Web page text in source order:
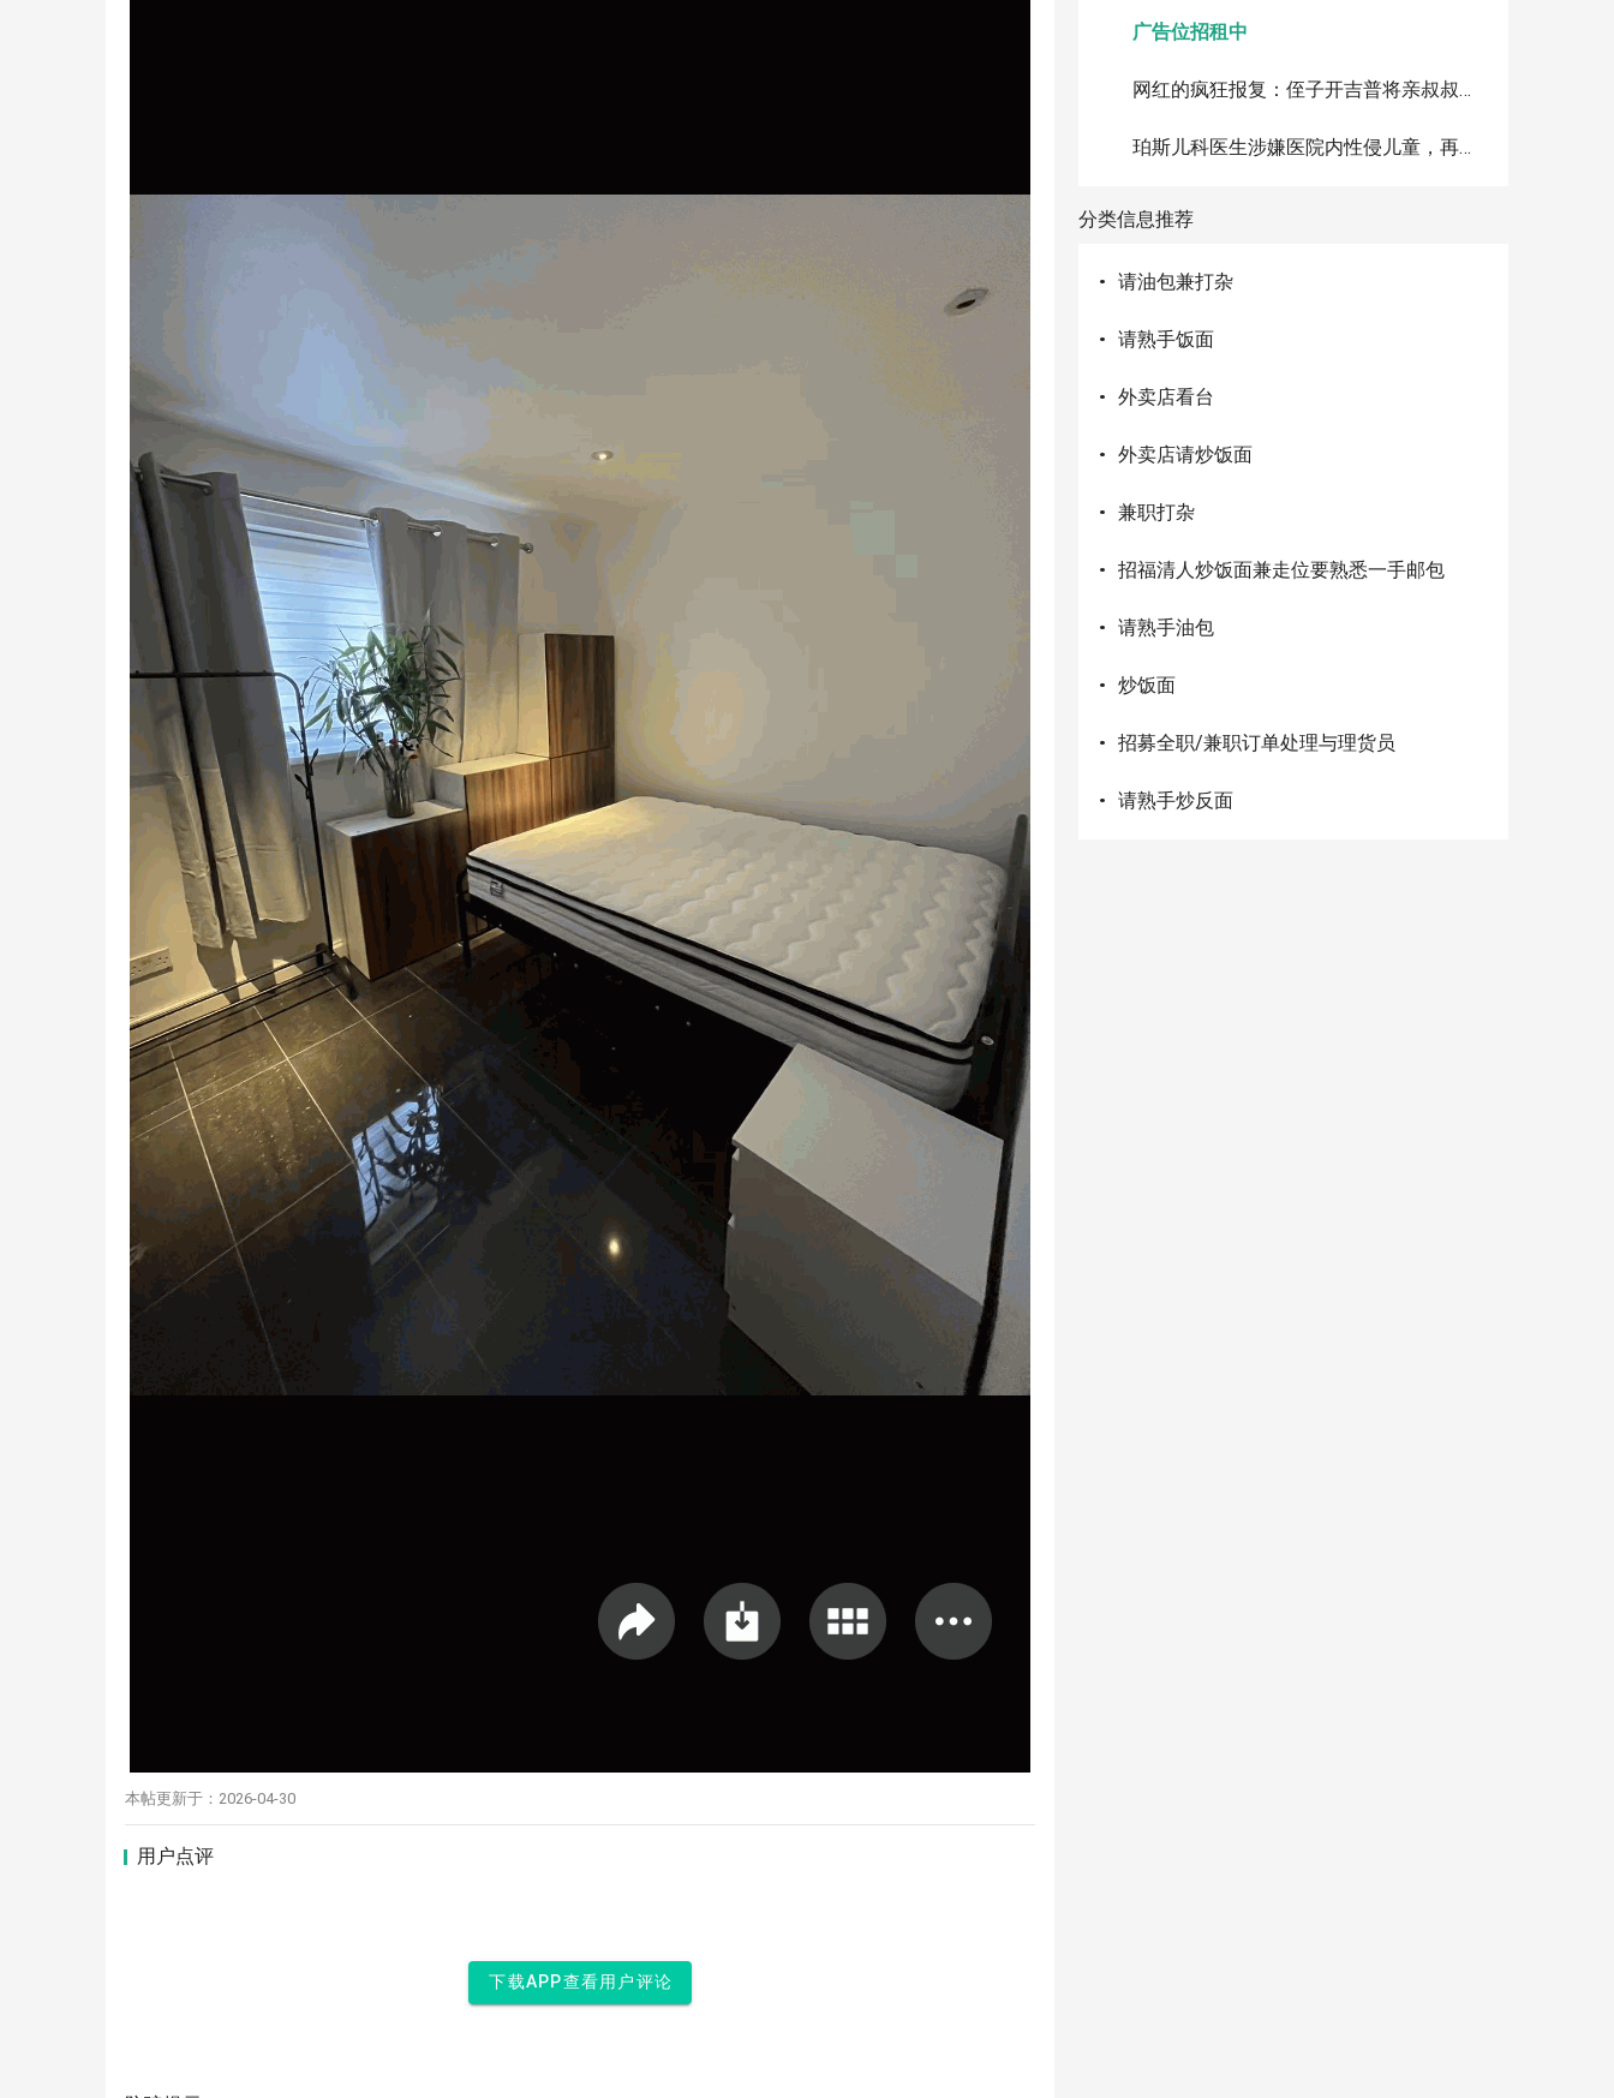
本帖更新于：2026-04-30
用户点评
下载APP查看用户评论
广告位招租中
网红的疯狂报复：侄子开吉普将亲叔叔撞进棕榈树致死，判刑10年
珀斯儿科医生涉嫌医院内性侵儿童，再被追加指控累计达72项
分类信息推荐
· 请油包兼打杂
· 请熟手饭面
· 外卖店看台
· 外卖店请炒饭面
· 兼职打杂
· 招福清人炒饭面兼走位要熟悉一手邮包
· 请熟手油包
· 炒饭面
· 招募全职/兼职订单处理与理货员
· 请熟手炒反面